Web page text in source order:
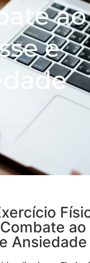
ao
e
ao
Ansiedade